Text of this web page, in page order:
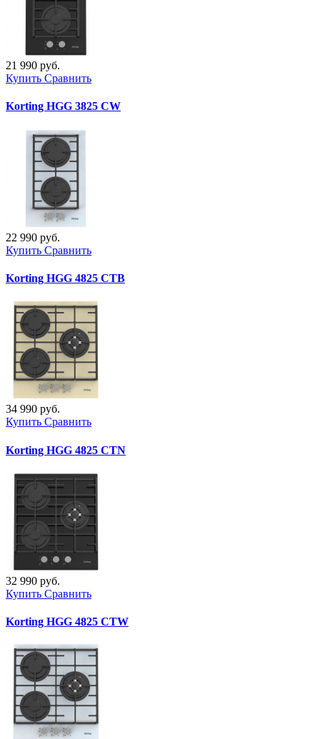
21 990 руб.
Купить Сравнить
Korting HGG 3825 CW
22 990 руб.
Купить Сравнить
Korting HGG 4825 CTB
34 990 руб.
Купить Сравнить
Korting HGG 4825 CTN
32 990 руб.
Купить Сравнить
Korting HGG 4825 CTW